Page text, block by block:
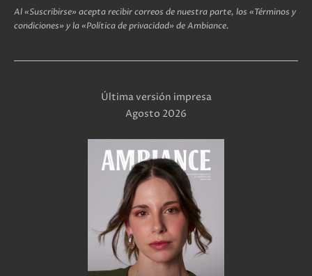
Al «Suscribirse» acepta recibir correos de nuestra parte, los «Términos y
condiciones» y la «Política de privacidad» de Ambiance.
Última versión impresa
Agosto 2026